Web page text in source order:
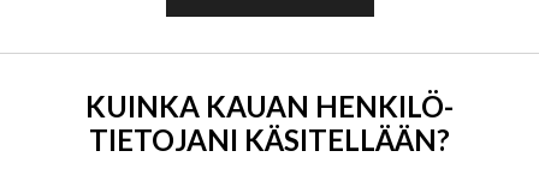
KUINKA KAUAN HENKILÖ­
TIETOJANI KÄSITELLÄÄN?